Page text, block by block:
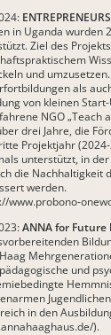
in Uganda wurden
Ziel des
und
als
von kleinen
NGO„Teach
drei Jahre, die
Projektjahr
unterstützt, in
die Nachhaltigkeit
werden.
www.probono-
ANNA for Future
und
in den
).